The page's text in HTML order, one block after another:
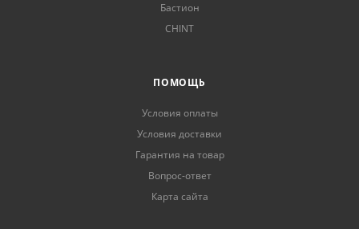
Бастион
CHINT
ПОМОЩЬ
Условия оплаты
Условия доставки
Гарантия на товар
Вопрос-ответ
Карта сайта